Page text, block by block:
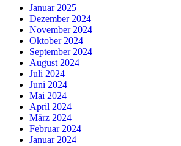
Januar 2025
Dezember 2024
November 2024
Oktober 2024
September 2024
August 2024
Juli 2024
Juni 2024
Mai 2024
April 2024
März 2024
Februar 2024
Januar 2024